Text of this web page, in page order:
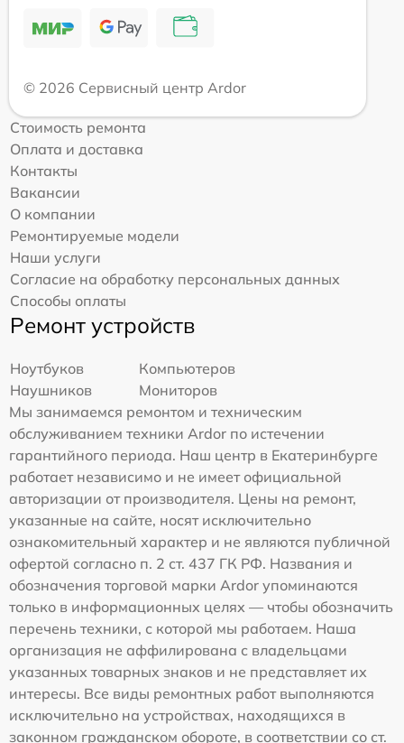
© 2026 Сервисный центр Ardor
Стоимость ремонта
Оплата и доставка
Контакты
Вакансии
О компании
Ремонтируемые модели
Наши услуги
Согласие на обработку персональных данных
Способы оплаты
Ремонт устройств
Ноутбуков
Компьютеров
Наушников
Мониторов
Мы занимаемся ремонтом и техническим
обслуживанием техники Ardor по истечении
гарантийного периода. Наш центр в Екатеринбурге
работает независимо и не имеет официальной
авторизации от производителя. Цены на ремонт,
указанные на сайте, носят исключительно
ознакомительный характер и не являются публичной
офертой согласно п. 2 ст. 437 ГК РФ. Названия и
обозначения торговой марки Ardor упоминаются
только в информационных целях — чтобы обозначить
перечень техники, с которой мы работаем. Наша
организация не аффилирована с владельцами
указанных товарных знаков и не представляет их
интересы. Все виды ремонтных работ выполняются
исключительно на устройствах, находящихся в
законном гражданском обороте, в соответствии со ст.